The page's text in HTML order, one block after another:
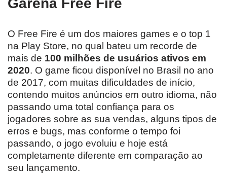
Garena Free Fire
O Free Fire é um dos maiores games e o top 1
na Play Store, no qual bateu um recorde de
mais de 100 milhões de usuários ativos em
2020. O game ficou disponível no Brasil no ano
de 2017, com muitas dificuldades de início,
contendo muitos anúncios em outro idioma, não
passando uma total confiança para os
jogadores sobre as sua vendas, alguns tipos de
erros e bugs, mas conforme o tempo foi
passando, o jogo evoluiu e hoje está
completamente diferente em comparação ao
seu lançamento.